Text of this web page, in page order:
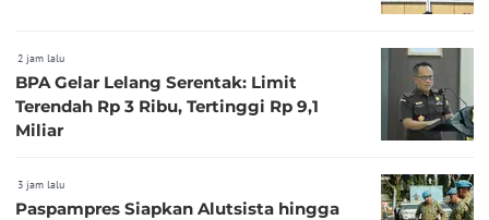
2 jam lalu
BPA Gelar Lelang Serentak: Limit
Terendah Rp 3 Ribu, Tertinggi Rp 9,1
Miliar
3 jam lalu
Paspampres Siapkan Alutsista hingga